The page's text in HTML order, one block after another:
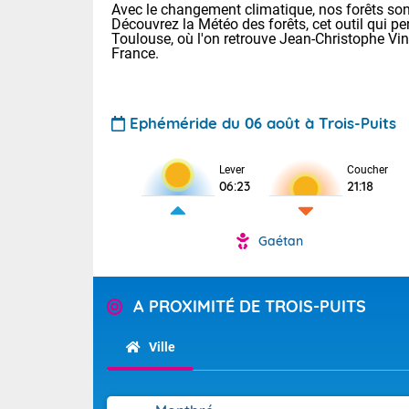
Pour la
Tendance
Avec le changement climatique, nos forêts
Découvrez la Météo des forêts, cet outil qui
Toulouse, où l'on retrouve Jean-Christophe
France.
Ephéméride du 06 août à Trois-Puits
Lever
06:23
Coucher
21:18
Gaétan
A PROXIMITÉ DE TROIS-PUITS
Ville
Voici les
28 Lyon :
: 27 Nancy :
31 Lille : 26
Demain :
Calme,
alors que la